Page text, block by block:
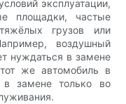
эксплуатации,
площадки, частые
грузов или
воздушный
нуждаться в замене
же автомобиль в
замене только во